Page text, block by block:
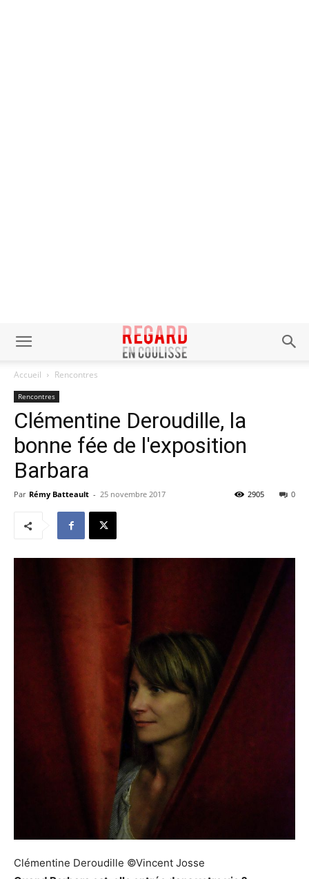
Accueil Rencontres
Rencontres
Clémentine Deroudille, la
bonne fée de l'exposition
Barbara
Par Rémy Batteault - 25 novembre 2017 0
2905
Clémentine Deroudille ©Vincent Josse